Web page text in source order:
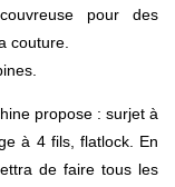
pour des
couture.
propose : surjet à
à 4 fils, flatlock. En
de faire tous les